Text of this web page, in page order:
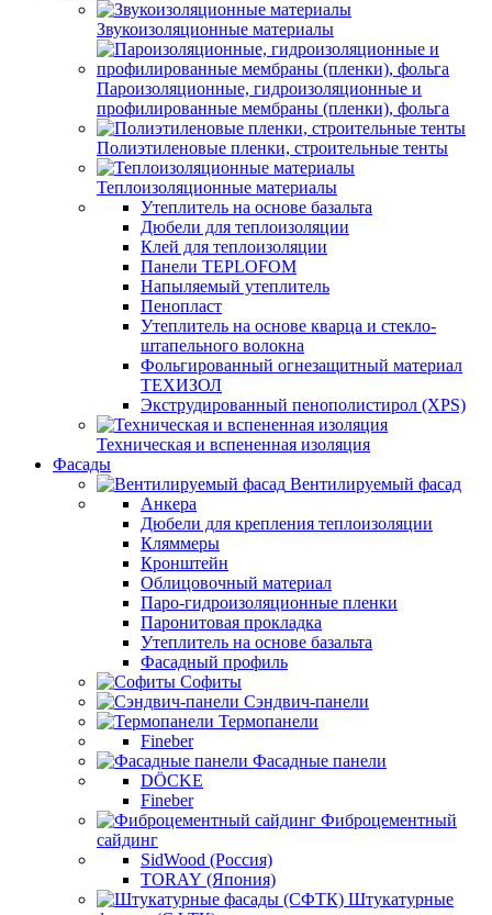
Звукоизоляционные материалы
Пароизоляционные, гидроизоляционные и
профилированные мембраны (пленки), фольга
Полиэтиленовые пленки, строительные тенты
Теплоизоляционные материалы
Утеплитель на основе базальта
Дюбели для теплоизоляции
Клей для теплоизоляции
Панели TEPLOFOM
Напыляемый утеплитель
Пенопласт
Утеплитель на основе кварца и стекло-
штапельного волокна
Фольгированный огнезащитный материал
ТЕХИЗОЛ
Экструдированный пенополистирол (XPS)
Техническая и вспененная изоляция
Фасады
Вентилируемый фасад
Анкера
Дюбели для крепления теплоизоляции
Кляммеры
Кронштейн
Облицовочный материал
Паро-гидроизоляционные пленки
Паронитовая прокладка
Утеплитель на основе базальта
Фасадный профиль
Софиты
Сэндвич-панели
Термопанели
Fineber
Фасадные панели
DÖCKE
Fineber
Фиброцементный
сайдинг
SidWood (Россия)
TORAY (Япония)
Штукатурные